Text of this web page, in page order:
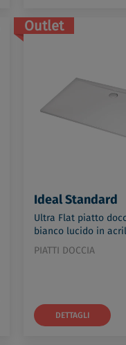
Outlet
Ideal Standard
Ultra Flat piatto
bianco lucido in
prod: K193701
PIATTI DOCCIA
DETTAGLI